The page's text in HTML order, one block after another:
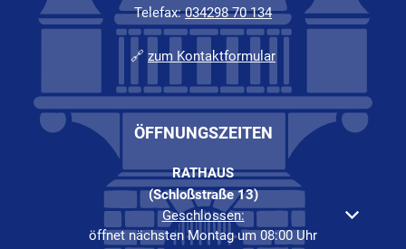
Telefax:034298 70 134
🔗 zum Kontaktformular
ÖFFNUNGSZEITEN
RATHAUS
(Schloßstraße 13)
Klicken, um weitere Öffnungs- oder Schließzeiten
Geschlossen:
öffnet nächsten Montag um 08:00 Uhr